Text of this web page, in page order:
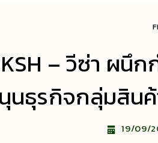
– วีซ่า ผนึ
ธุรกิจกลุ่มสินค้
19/09/